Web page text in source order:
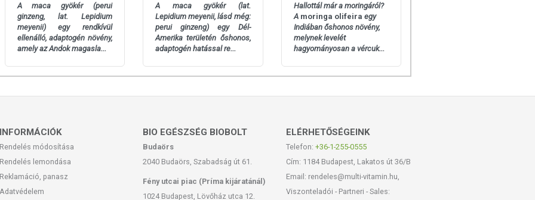
nem egyetlen összetevőn, hanem a teljes formulán van.
egymást kiegészítve kiegyensúlyozott, harmonikus
a hagyományos tudást és a modern élet szempontjait
egészén van. A TiroGlan a tudatos mindennapok részeként,
KAPSZULA?
A maca gyökér (perui
ginzeng, lat. Lepidium
meyenii) egy rendkívül
ellenálló, adaptogén növény,
amely az Andok magasla...
A maca gyökér (lat.
Lepidium meyenii, lásd még:
perui ginzeng) egy Dél-
Amerika területén őshonos,
adaptogén hatással re...
Hallottál már a moringáról?
A moringa olifeira egy
Indiában őshonos növény,
melynek levelét
hagyományosan a vércuk...
INFORMÁCIÓK
Rendelés módosítása
Rendelés lemondása
Reklamáció, panasz
Adatvédelem
BIO EGÉSZSÉG BIOBOLT
Budaörs
2040 Budaörs, Szabadság út 61.
Fény utcai piac (Príma kijáratánál)
1024 Budapest, Lövőház utca 12.
ELÉRHETŐSÉGEINK
Telefon: +36-1-255-0555
Cím: 1184 Budapest, Lakatos út 36/B
Email: rendeles@multi-vitamin.hu,
Viszonteladói - Partneri - Sales: